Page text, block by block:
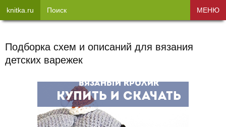
Подборка схем и описаний для вязания
детских варежек
knitka.ru Поиск МЕНЮ